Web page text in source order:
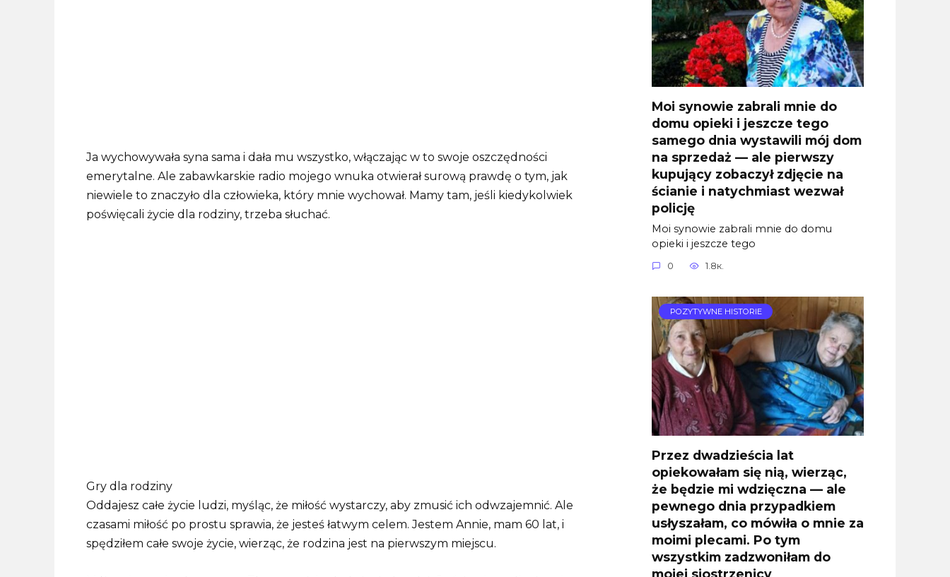
Ja wychowywała syna sama i dała mu wszystko, włączając w to swoje oszczędności
emerytalne. Ale zabawkarskie radio mojego wnuka otwierał surową prawdę o tym, jak
niewiele to znaczyło dla człowieka, który mnie wychował. Mamy tam, jeśli kiedykolwiek
poświęcali życie dla rodziny, trzeba słuchać.
Gry dla rodziny
Oddajesz całe życie ludzi, myśląc, że miłość wystarczy, aby zmusić ich odwzajemnić. Ale
czasami miłość po prostu sprawia, że jesteś łatwym celem. Jestem Annie, mam 60 lat, i
spędziłem całe swoje życie, wierząc, że rodzina jest na pierwszym miejscu.
Moi synowie zabrali mnie do
domu opieki i jeszcze tego
samego dnia wystawili mój dom
na sprzedaż — ale pierwszy
kupujący zobaczył zdjęcie na
ścianie i natychmiast wezwał
policję
Moi synowie zabrali mnie do domu
opieki i jeszcze tego
0 1.8к.
POZYTYWNE HISTORIE
Przez dwadzieścia lat
opiekowałam się nią, wierząc,
że będzie mi wdzięczna — ale
pewnego dnia przypadkiem
usłyszałam, co mówiła o mnie za
moimi plecami. Po tym
wszystkim zadzwoniłam do
mojej siostrzenicy